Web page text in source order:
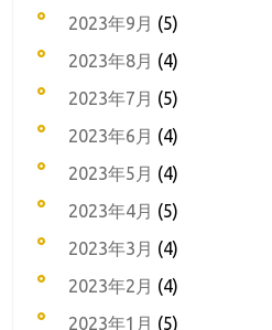
2023年9月 (5)
2023年8月 (4)
2023年7月 (5)
2023年6月 (4)
2023年5月 (4)
2023年4月 (5)
2023年3月 (4)
2023年2月 (4)
2023年1月 (5)